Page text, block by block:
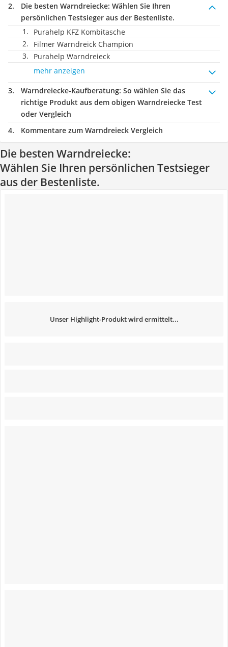
Die besten Warndreiecke: Wählen Sie Ihren
persönlichen Testsieger aus der Bestenliste.
Purahelp KFZ Kombitasche
Filmer Warndreick Champion
Purahelp Warndreieck
mehr anzeigen
Warndreiecke-Kaufberatung: So wählen Sie das
richtige Produkt aus dem obigen Warndreiecke Test
oder Vergleich
Kommentare zum Warndreieck Vergleich
Die besten Warndreiecke:
Wählen Sie Ihren persönlichen Testsieger
aus der Bestenliste.
Unser Highlight-Produkt wird ermittelt...